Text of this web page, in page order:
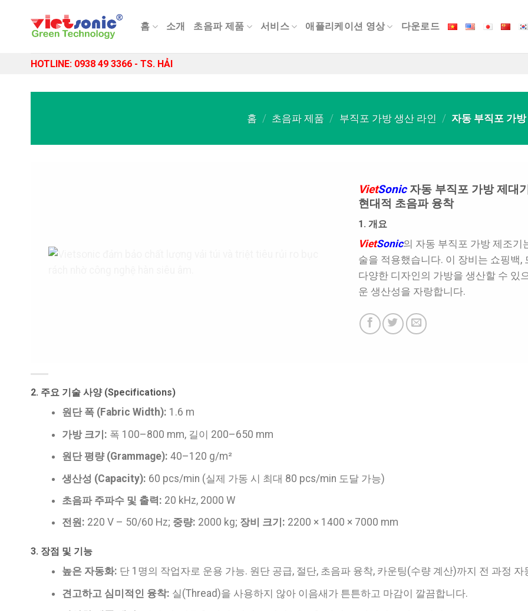
content
홈 소개 초음파 제품 서비스 애플리케이션 영상 다운로드
HOTLINE: 0938 49 3366 - TS. HẢI
홈 / 초음파 제품 / 부직포 가방 생산 라인 / 자동 부직포 가
VietSonic자동 부직포 가방 제대
현대적 초음파 융착
1. 개요
VietSonic의 자동 부직포 가방 제조
술을 적용했습니다. 이 장비는 쇼핑백
다양한 디자인의 가방을 생산할 수 있
운 생산성을 자랑합니다.
2. 주요 기술 사양 (Specifications)
원단 폭 (Fabric Width): 1.6 m
가방 크기: 폭 100–800 mm, 길이 200–650 mm
원단 평량 (Grammage): 40–120 g/m²
생산성 (Capacity): 60 pcs/min (실제 가동 시 최대 80 pcs/min 도달 가능)
초음파 주파수 및 출력: 20 kHz, 2000 W
전원: 220 V – 50/60 Hz; 중량: 2000 kg; 장비 크기: 2200 × 1400 × 7000 mm
3. 장점 및 기능
높은 자동화: 단 1명의 작업자로 운용 가능. 원단 공급, 절단, 초음파 융착, 카운팅(수량 계산)까지 전 과정 자
견고하고 심미적인 융착: 실(Thread)을 사용하지 않아 이음새가 튼튼하고 마감이 깔끔합니다.